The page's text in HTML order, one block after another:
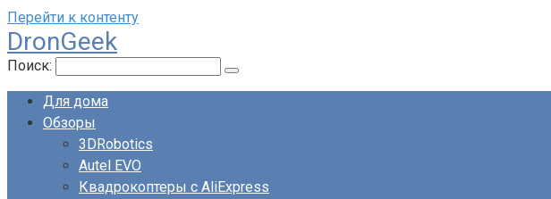
Перейти к контенту
DronGeek
Поиск:
Для дома
Обзоры
3DRobotics
Autel EVO
Квадрокоптеры с AliExpress